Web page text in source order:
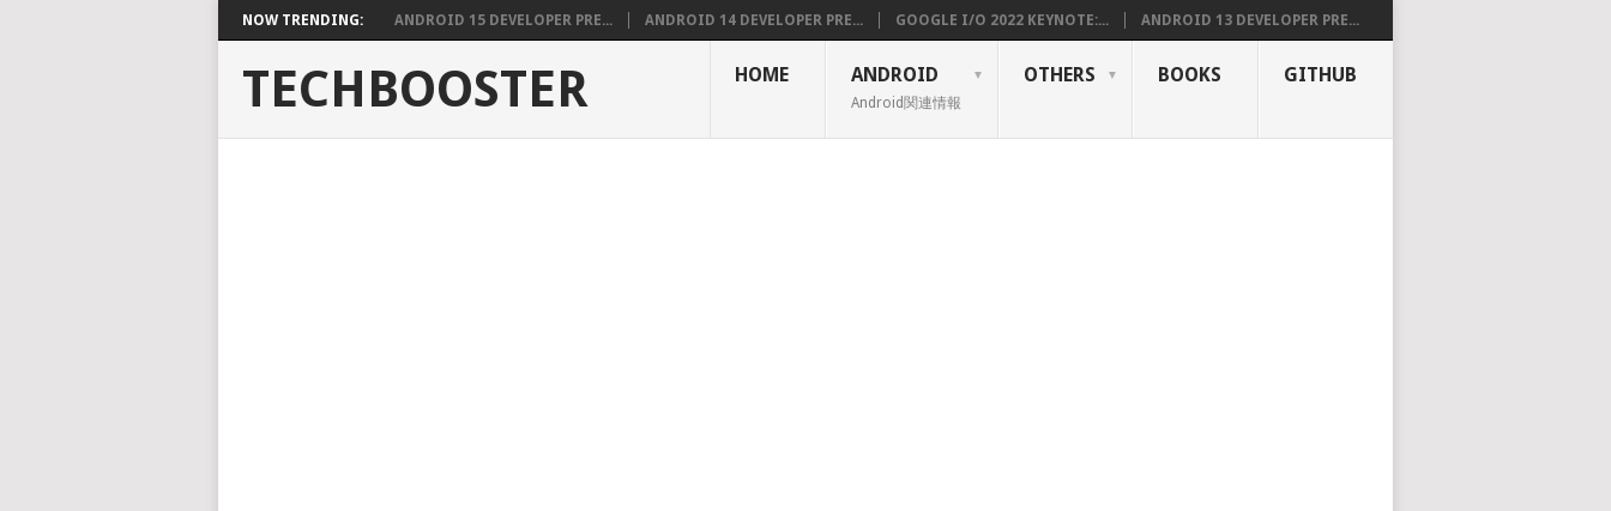
NOW TRENDING: ANDROID 15 DEVELOPER PRE... ANDROID 14 DEVELOPER PRE... GOOGLE I/O 2022 KEYNOTE:... ANDROID 13 DEVELOPER PRE...
TECHBOOSTER HOME ANDROID
Android関連情報
OTHERS BOOKS GITHUB